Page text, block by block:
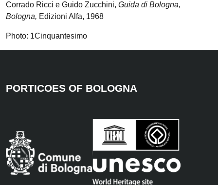
Corrado Ricci e Guido Zucchini, Guida di Bologna,
Bologna, Edizioni Alfa, 1968
Photo: 1Cinquantesimo
PORTICOES OF BOLOGNA